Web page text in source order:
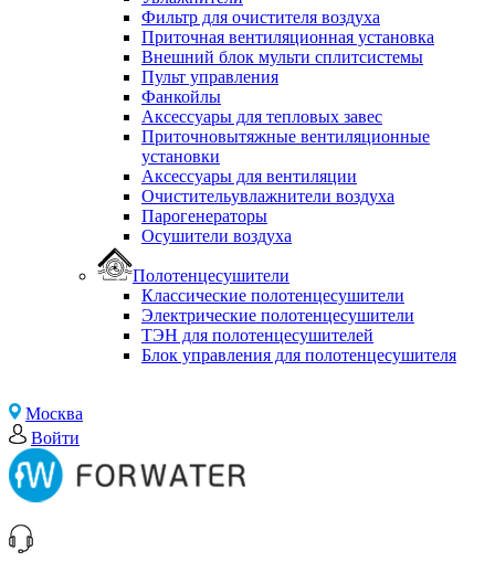
Фильтр для очистителя воздуха
Приточная вентиляционная установка
Внешний блок мульти сплитсистемы
Пульт управления
Фанкойлы
Аксессуары для тепловых завес
Приточновытяжные вентиляционные
установки
Аксессуары для вентиляции
Очистительувлажнители воздуха
Парогенераторы
Осушители воздуха
Полотенцесушители
Классические полотенцесушители
Электрические полотенцесушители
ТЭН для полотенцесушителей
Блок управления для полотенцесушителя
Москва
Войти